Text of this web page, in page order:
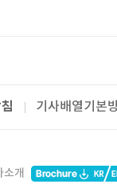
기사배열기본
소개